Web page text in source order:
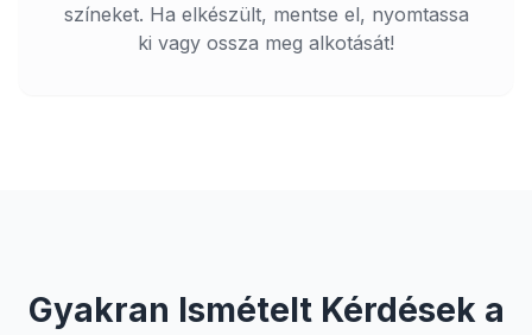
színeket. Ha elkészült, mentse el, nyomtassa
ki vagy ossza meg alkotását!
Gyakran Ismételt Kérdések a